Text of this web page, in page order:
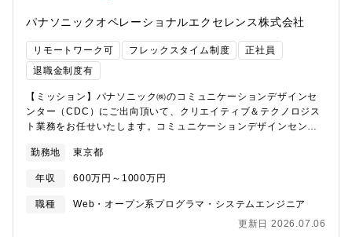
います。また新規事業の開拓などの活発な動きに伴い、業務委
託、共同開発、協業、M&A等の各種事業関連契約の件数が増加し
ており、当該契約における知的財産関連の取扱いに関し知財部門
の役割・お役立ちが増加しており、この法務関連業務のさらなる
充実が必要となっています。【本ポジションの魅力点】■グローバ
ルサイズでの知的財産の課題に向き合っていることを実感できま
す。■日本を代表する企業で、幅広い事業に関係する様々な技術、
知的財産に触れる経験を積むことできます。■技術開発・知的財産
大きな流れを感じながら、当社の知的財産について、世界の大企
業と向き合って活躍できます。【職場の雰囲気】■新卒、キャリア
他メンバーとの強みを相互にリスペクトしながら、協働で仕事を
進めています。■好奇心・向上心・チャレンジ精神の高い集団であ
パナソニックオペレーショナルエクセレンス株式会社
リモートワーク可 フレックスタイム制度
正社員
退職金制度有
【ミッション】パナソニック㈱のコミュニケーションデザインセ
ンター（CDC）にご出向頂いて、クリエイティブ＆テクノロジス
ト業務をお任せいたします。コミュニケーションデザインセンタ
ィックデザイナー、UIUXのディレクター/デザイナーなど様々なバ
ックグラウンドを持つメンバーが集まっているインハウスクリエ
イティブ組織です。本ポジションでは、AIやテクノロジーを活用
しながら、クリエイティブの「表現」だけでなく「作り方そのも
表現手法の開発、制作プロセスの効率化／自動化を推進頂きま
勤務地 東京都
年収 600万円～1000万円
職種
Web・オープン系プログラマ・システムエンジニア
更新日 2026.07.06